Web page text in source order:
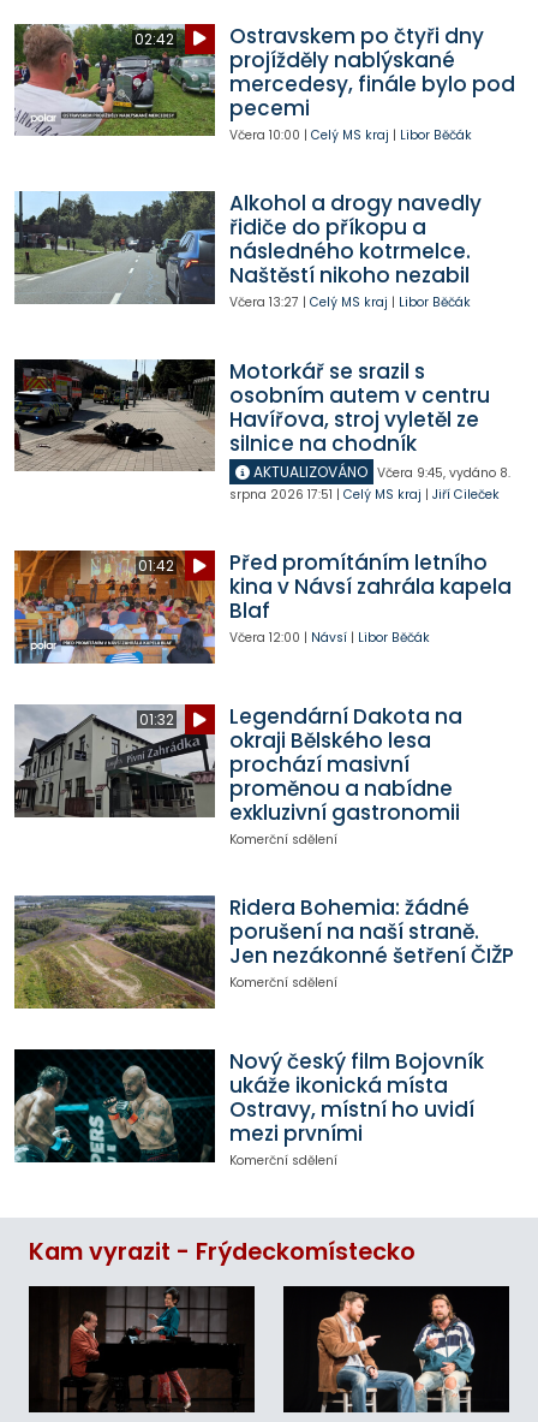
02:42
Ostravskem po čtyři dny
projížděly nablýskané
mercedesy, finále bylo pod
pecemi
Včera 10:00 | Celý MS kraj | Libor Běčák
Alkohol a drogy navedly
řidiče do příkopu a
následného kotrmelce.
Naštěstí nikoho nezabil
Včera 13:27 | Celý MS kraj | Libor Běčák
Motorkář se srazil s
osobním autem v centru
Havířova, stroj vyletěl ze
silnice na chodník
AKTUALIZOVÁNO Včera 9:45, vydáno 8.
srpna 2026 17:51 | Celý MS kraj | Jiří Cileček
01:42
Před promítáním letního
kina v Návsí zahrála kapela
Blaf
Včera 12:00 | Návsí| Libor Běčák
01:32
Legendární Dakota na
okraji Bělského lesa
prochází masivní
proměnou a nabídne
exkluzivní gastronomii
Komerční sdělení
Ridera Bohemia: žádné
porušení na naší straně.
Jen nezákonné šetření ČIŽP
Komerční sdělení
Nový český film Bojovník
ukáže ikonická místa
Ostravy, místní ho uvidí
mezi prvními
Komerční sdělení
Kam vyrazit - Frýdeckomístecko